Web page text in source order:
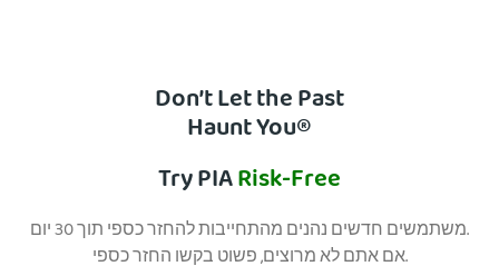
Don’t Let the Past
Haunt You®
Try PIARisk-Free
משתמשים חדשים נהנים מהתחייבות להחזר כספי תוך 30 יום.
אם אתם לא מרוצים, פשוט בקשו החזר כספי.